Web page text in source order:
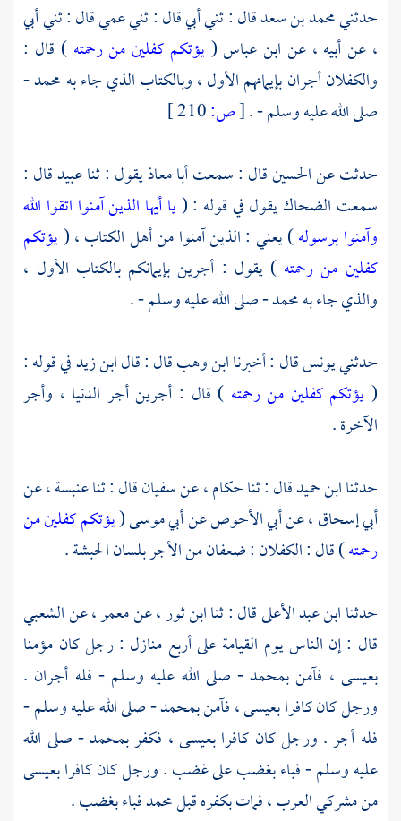
حدثنيمحمد بن سعدقال : ثني أبي قال : ثني عمي قال : ثني أبي
، عن أبيه ، عن ابن عباس(يؤتكم كفلين من رحمته) قال :
والكفلان أجران بإيمانهم الأول ، وبالكتاب الذي جاء به محمد-
صلى الله عليه وسلم - .[ص:
حدثت عنالحسينقال : سمعتأبا معاذيقول : ثناعبيدقال :
سمعت الضحاكيقول في قوله : (يا أيها الذين آمنوا اتقوا الله
وآمنوا برسوله) يعني : الذين آمنوا من أهل الكتاب ، (يؤتكم
كفلين من رحمته ) يقول : أجرين بإيمانكم بالكتاب الأول ،
والذي جاء بهمحمد- صلى الله عليه وسلم - .
حدثنييونسقال : أخبرناابن وهبقال : قالابن زيدفي قوله :
( يؤتكم كفلين من رحمته ) قال : أجرين أجر الدنيا ، وأجر
الآخرة .
حدثناابن حميدقال : ثنا حكام ، عنسفيانقال : ثناعنبسة، عن
أبي إسحاق، عنأبي الأحوصعنأبي موسى(يؤتكم كفلين من
رحمته) قال : الكفلان : ضعفان من الأجر بلسانالحبشة .
حدثناابن عبد الأعلىقال : ثناابن ثور، عنمعمر، عنالشعبي
قال : إن الناس يوم القيامة على أربع منازل : رجل كان مؤمنا
بعيسى ، فآمنبمحمد- صلى الله عليه وسلم - فله أجران .
ورجل كان كافرابعيسى ،فآمنبمحمد- صلى الله عليه وسلم -
فله أجر . ورجل كان كافرابعيسى ، فكفربمحمد- صلى الله
عليه وسلم - فباء بغضب على غضب . ورجل كان كافرابعيسى
من مشركي العرب ، فمات بكفره قبلمحمدفباء بغضب .